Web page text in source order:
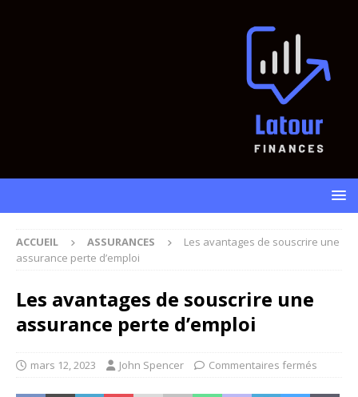
ACCUEIL ASSURANCES
Les avantages de souscrire une
assurance perte d’emploi
Les avantages de souscrire une
assurance perte d’emploi
mars 12, 2023 John Spencer Commentaires fermés